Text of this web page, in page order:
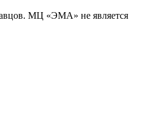
МЦ «ЭМА» не является